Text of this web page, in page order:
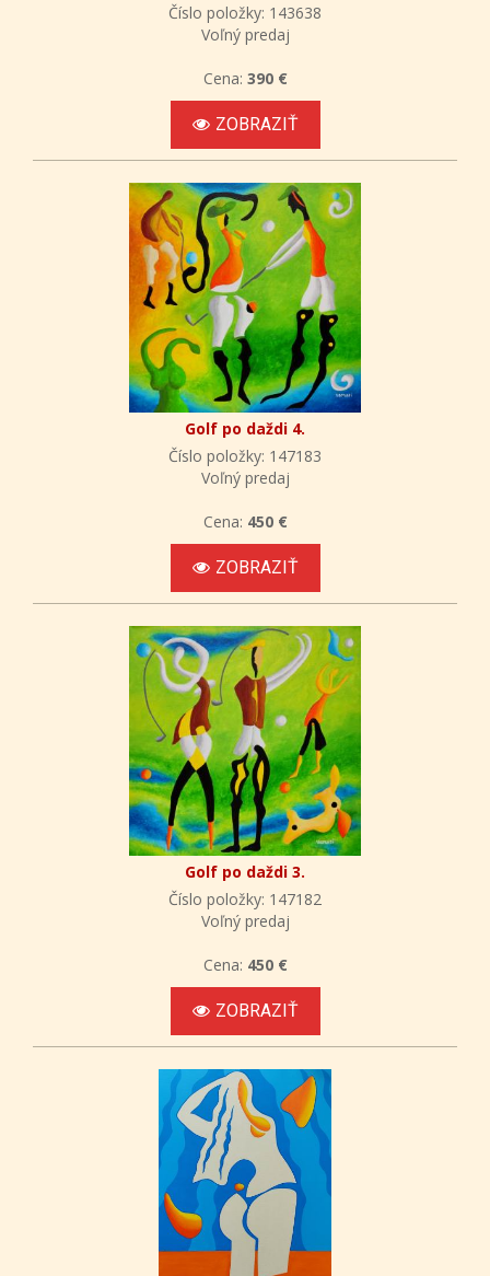
Číslo položky: 143638
Voľný predaj
Cena: 390 €
ZOBRAZIŤ
Golf po daždi 4.
Číslo položky: 147183
Voľný predaj
Cena: 450 €
ZOBRAZIŤ
Golf po daždi 3.
Číslo položky: 147182
Voľný predaj
Cena: 450 €
ZOBRAZIŤ